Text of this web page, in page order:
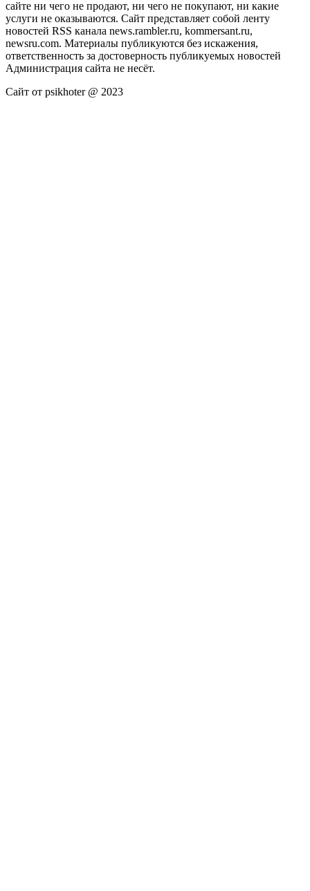
сайте ни чего не продают, ни чего не покупают, ни какие
услуги не оказываются. Сайт представляет собой ленту
новостей RSS канала news.rambler.ru, kommersant.ru,
newsru.com. Материалы публикуются без искажения,
ответственность за достоверность публикуемых новостей
Администрация сайта не несёт.
Сайт от psikhoter @ 2023